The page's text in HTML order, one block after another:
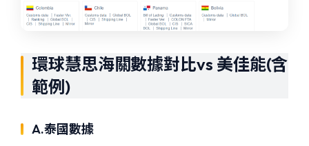
環球慧思海關數據對比vs 美佳能(含
範例)
A.泰國數據